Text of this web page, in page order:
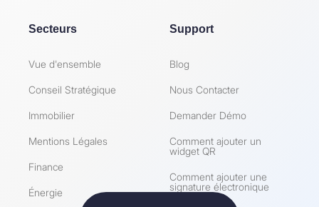
Secteurs
Vue d'ensemble
Conseil Stratégique
Immobilier
Mentions Légales
Finance
Énergie
Support
Blog
Nous Contacter
Demander Démo
Comment ajouter un
widget QR
Comment ajouter une
signature électronique